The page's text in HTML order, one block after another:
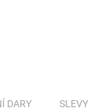
DARY SLEVY